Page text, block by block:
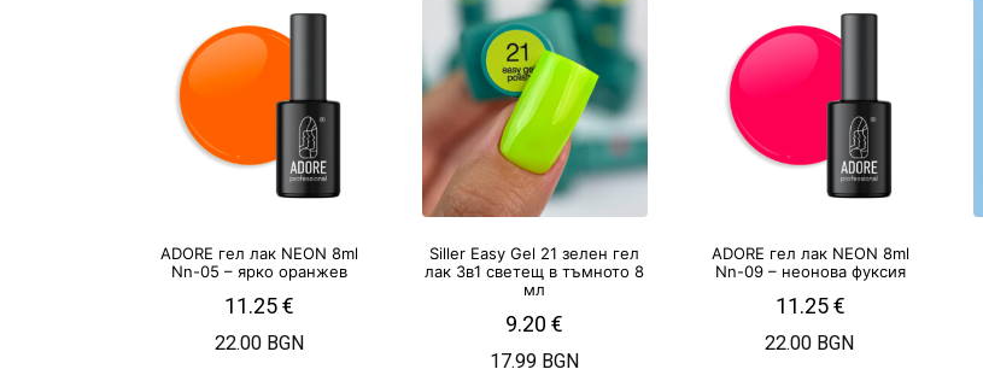
ADORE гел лак NEON 8ml
Nn-05 – ярко оранжев
11.25€
22.00 BGN
Siller Easy Gel 21 зелен гел
лак 3в1 светещ в тъмното 8
мл
9.20€
17.99 BGN
ADORE гел лак NEON 8ml
Nn-09 – неонова фуксия
11.25€
22.00 BGN